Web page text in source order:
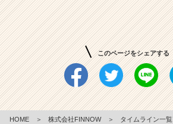
このページをシェアする
HOME ＞ 株式会社FINNOW ＞ タイムライン一覧